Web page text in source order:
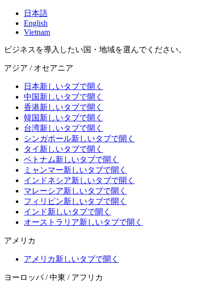
日本語
English
Vietnam
ビジネスを導入したい国・地域を選んでください。
アジア / オセアニア
日本新しいタブで開く
中国新しいタブで開く
香港新しいタブで開く
韓国新しいタブで開く
台湾新しいタブで開く
シンガポール新しいタブで開く
タイ 新しいタブで開く
ベトナム新しいタブで開く
ミャンマー新しいタブで開く
インドネシア新しいタブで開く
マレーシア新しいタブで開く
フィリピン新しいタブで開く
インド新しいタブで開く
オーストラリア新しいタブで開く
アメリカ
アメリカ新しいタブで開く
ヨーロッパ / 中東 / アフリカ